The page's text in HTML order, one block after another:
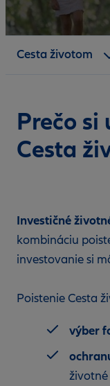
Cesta životom
Pripoistenia
Prečo
Cesta
Investičné
kombináciu
investovanie si
Poistenie Cesta
výber